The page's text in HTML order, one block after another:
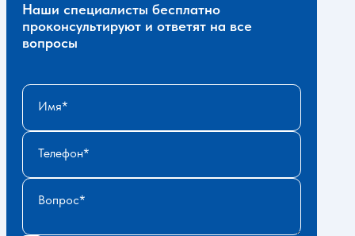
Наши специалисты бесплатно
проконсультируют и ответят на все
вопросы
Имя
Телефон
Вопрос